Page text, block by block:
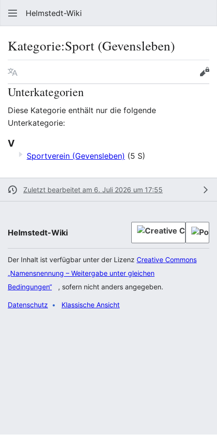
Helmstedt-Wiki
Kategorie:Sport (Gevensleben)
Sprache
Unterkategorien
Diese Kategorie enthält nur die folgende
Unterkategorie:
V
Sportverein (Gevensleben) (5 S)
Zuletzt bearbeitet am 6. Juli 2026 um 17:55
Helmstedt-Wiki
Der Inhalt ist verfügbar unter der Lizenz Creative Commons
„Namensnennung – Weitergabe unter gleichen
Bedingungen“
, sofern nicht anders angegeben.
Datenschutz Klassische Ansicht